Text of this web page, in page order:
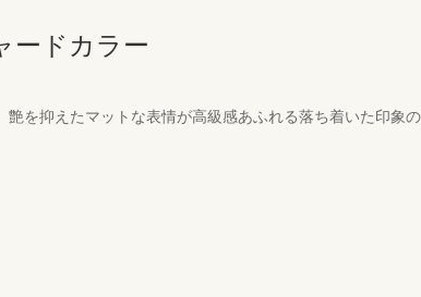
ードカラー
を抑えたマットな表情が高級感あふれる落ち着いた印象